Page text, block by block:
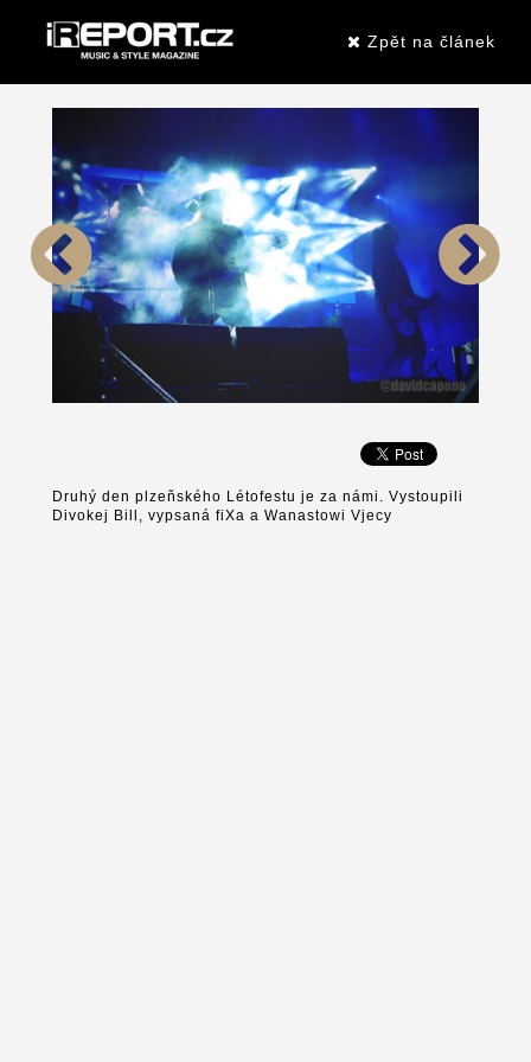
Zpět na článek
Druhý den plzeňského Létofestu je za námi. Vystoupili
Divokej Bill, vypsaná fiXa a Wanastowi Vjecy